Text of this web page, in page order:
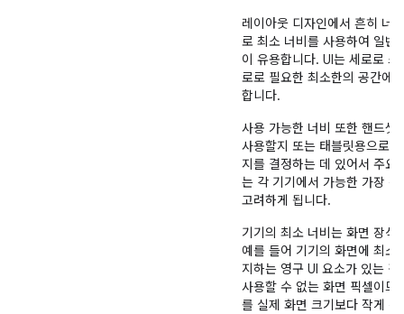
레이아웃 디자인에서 흔히 너
로 최소 너비를 사용하여 일반
이 유용합니다. UI는 세로로
로로 필요한 최소한의 공간에
합니다.
사용 가능한 너비 또한 핸드셋
사용할지 또는 태블릿용으로
지를 결정하는 데 있어서 주요
는 각 기기에서 가능한 가장
고려하게 됩니다.
기기의 최소 너비는 화면 장식
예를 들어 기기의 화면에 최소
지하는 영구 UI 요소가 있는
사용할 수 없는 화면 픽셀이므
를 실제 화면 크기보다 작게 선